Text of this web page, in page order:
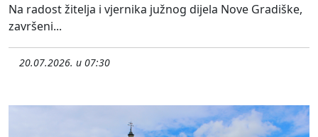
Na radost žitelja i vjernika južnog dijela Nove Gradiške,
završeni...
20.07.2026. u 07:30